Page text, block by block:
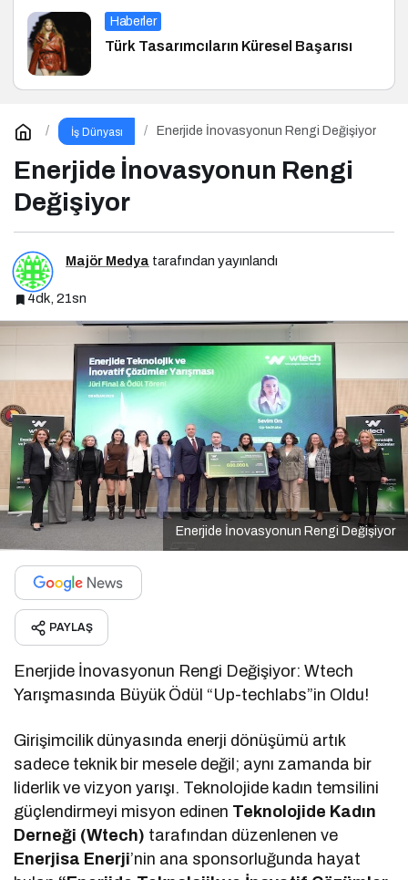
Haberler
Türk Tasarımcıların Küresel Başarısı
İş Dünyası Enerjide İnovasyonun Rengi Değişiyor
Enerjide İnovasyonun Rengi
Değişiyor
Majör Medya tarafından yayınlandı
4dk, 21sn
Enerjide İnovasyonun Rengi Değişiyor
PAYLAŞ
Enerjide İnovasyonun Rengi Değişiyor: Wtech
Yarışmasında Büyük Ödül “Up-techlabs”in Oldu!
Girişimcilik dünyasında enerji dönüşümü artık
sadece teknik bir mesele değil; aynı zamanda bir
liderlik ve vizyon yarışı. Teknolojide kadın temsilini
güçlendirmeyi misyon edinen Teknolojide Kadın
Derneği (Wtech) tarafından düzenlenen ve
Enerjisa Enerji’nin ana sponsorluğunda hayat